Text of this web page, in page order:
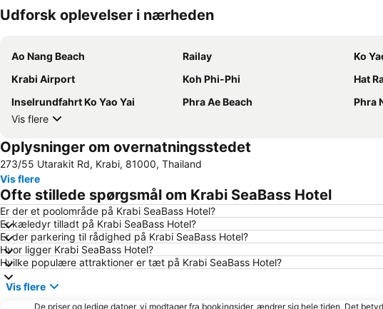
Udforsk oplevelser i nærheden
Ao Nang Beach Railay Ko
Krabi Airport
Koh Phi-Phi Hat
Inselrundfahrt Ko Yao Yai
Phra Ae Beach Phra
Vis flere
Oplysninger om overnatningsstedet
273/55 Utarakit Rd, Krabi, 81000, Thailand
Vis flere
Ofte stillede spørgsmål om Krabi SeaBass Hotel
Er der et poolområde på Krabi SeaBass Hotel?
Er kæledyr tilladt på Krabi SeaBass Hotel?
Er der parkering til rådighed på Krabi SeaBass Hotel?
Hvor ligger Krabi SeaBass Hotel?
Hvilke populære attraktioner er tæt på Krabi SeaBass Hotel?
Vis flere
De priser og ledige datoer, vi modtager fra bookingsider, ændrer sig hele tiden. Det